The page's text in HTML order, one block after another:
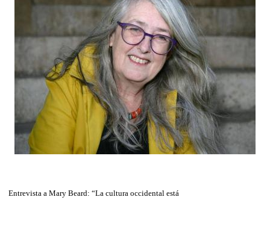
Entrevista a Mary Beard: “La cultura occidental está